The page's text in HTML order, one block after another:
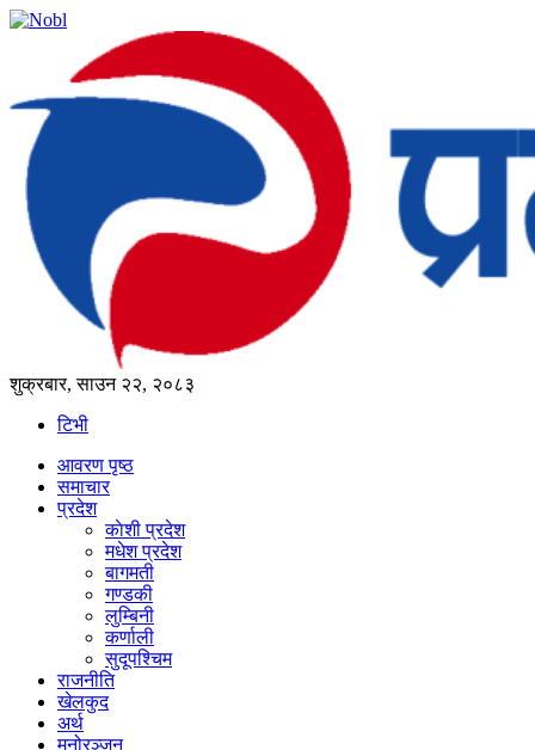
शुक्रबार, साउन २२, २०८३
टिभी
आवरण पृष्‍ठ
समाचार
प्रदेश
काेशी प्रदेश
मधेश प्रदेश
बागमती
गण्डकी
लुम्बिनी
कर्णाली
सुदूपश्‍चिम
राजनीति
खेलकुद
अर्थ
मनोरञ्‍जन